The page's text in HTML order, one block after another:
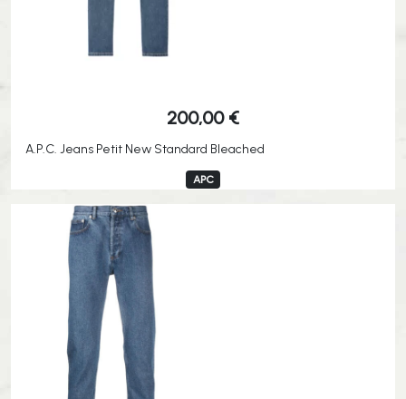
200,00 €
A.P.C. Jeans Petit New Standard Bleached
APC